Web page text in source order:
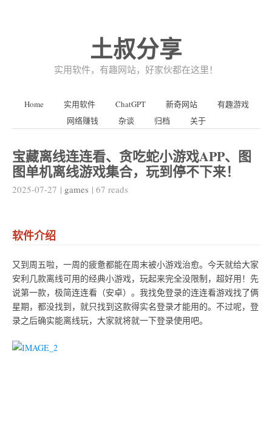
土叔分享
实用软件，有趣网站，好家伙都在这里！
Home 实用软件 ChatGPT 新奇网站
有趣游戏
网络赚钱
杂谈 归档 关于
宝藏离线连连看、贪吃蛇小游戏APP、图
图单机离线游戏集合，玩到停不下来！
2025-07-27 | games | 67 reads
软件介绍
又到周五啦，一周的疲惫都能在周末被小游戏治愈。今天就给大家
安利几款离线可用的经典小游戏，玩起来完全没限制，超好用！先
说第一款，极简连连看（安卓）。我找免登录的连连看游戏找了俩
星期，都没找到，就只找到这款得实名登录才能用的。不过呢，登
录之后确实能离线玩，大家就将就一下登录使用吧。